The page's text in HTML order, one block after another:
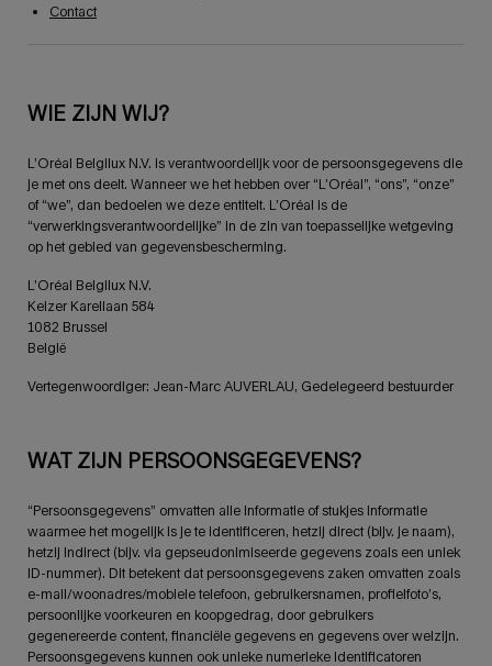
Contact
WIE ZIJN WIJ?
L’Oréal Belgilux N.V. is verantwoordelijk voor de persoonsgegevens die
je met ons deelt. Wanneer we het hebben over “L’Oréal”, “ons”, “onze”
of “we”, dan bedoelen we deze entiteit. L’Oréal is de
“verwerkingsverantwoordelijke” in de zin van toepasselijke wetgeving
op het gebied van gegevensbescherming.
L’Oréal Belgilux N.V.
Keizer Karellaan 584
1082 Brussel
België
Vertegenwoordiger: Jean-Marc AUVERLAU, Gedelegeerd bestuurder
WAT ZIJN PERSOONSGEGEVENS?
“Persoonsgegevens” omvatten alle informatie of stukjes informatie
waarmee het mogelijk is je te identificeren, hetzij direct (bijv. je naam),
hetzij indirect (bijv. via gepseudonimiseerde gegevens zoals een uniek
ID-nummer). Dit betekent dat persoonsgegevens zaken omvatten zoals
e-mail/woonadres/mobiele telefoon, gebruikersnamen, profielfoto’s,
persoonlijke voorkeuren en koopgedrag, door gebruikers
gegenereerde content, financiële gegevens en gegevens over welzijn.
Persoonsgegevens kunnen ook unieke numerieke identificatoren